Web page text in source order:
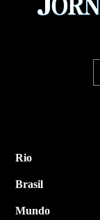
Rio
Brasil
Mundo